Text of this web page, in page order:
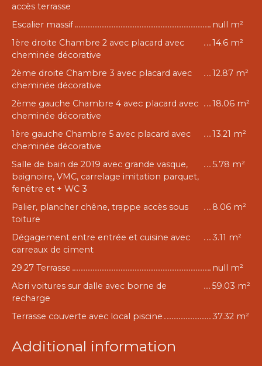
accès terrasse
Escalier massif
null m²
1ère droite Chambre 2 avec placard avec
cheminée décorative
14.6 m²
2ème droite Chambre 3 avec placard avec
cheminée décorative
12.87 m²
2ème gauche Chambre 4 avec placard avec
cheminée décorative
18.06 m²
1ère gauche Chambre 5 avec placard avec
cheminée décorative
13.21 m²
Salle de bain de 2019 avec grande vasque,
baignoire, VMC, carrelage imitation parquet,
fenêtre et + WC 3
5.78 m²
Palier, plancher chêne, trappe accès sous
toiture
8.06 m²
Dégagement entre entrée et cuisine avec
carreaux de ciment
3.11 m²
29.27 Terrasse
null m²
Abri voitures sur dalle avec borne de
recharge
59.03 m²
Terrasse couverte avec local piscine 37.32 m²
Additional information